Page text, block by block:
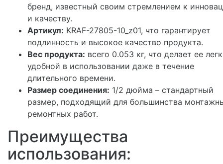
бренд, известный своим стремлением к
и качеству.
Артикул: KRAF-27805-10_z01, что гарантирует
подлинность и высокое качество продукта.
Вес продукта: всего 0.053 кг, что делает ее
удобной в использовании даже в течение
длительного времени.
Размер соединения: 1/2 дюйма – стандартный
размер, подходящий для большинства
ремонтных работ.
Преимущества
использования: